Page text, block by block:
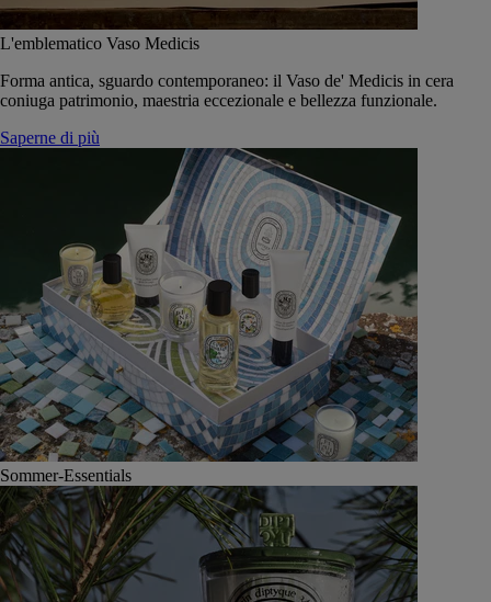
L'emblematico Vaso Medicis
Forma antica, sguardo contemporaneo: il Vaso de' Medicis in cera
coniuga patrimonio, maestria eccezionale e bellezza funzionale.
Saperne di più
Sommer-Essentials